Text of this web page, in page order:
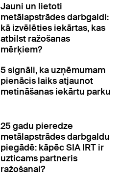
Jauni un lietoti
metālapstrādes darbgaldi:
kā izvēlēties iekārtas, kas
atbilst ražošanas
mērķiem?
5 signāli, ka uzņēmumam
pienācis laiks atjaunot
metināšanas iekārtu parku
25 gadu pieredze
metālapstrādes darbgaldu
piegādē: kāpēc SIA IRT ir
uzticams partneris
ražošanai?